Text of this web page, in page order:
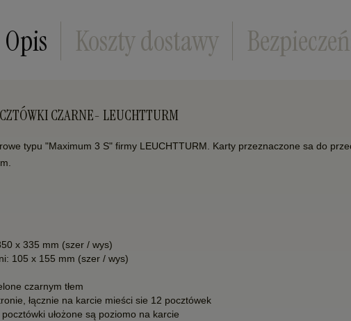
Opis Koszty dostawy
CZARNE- LEUCHTTURM
typu "Maximum 3 S" firmy LEUCHTTURM. Karty przeznaczone sa do
x 335 mm (szer / wys)
105 x 155 mm (szer / wys)
czarnym tłem
łącznie na karcie mieści sie 12 pocztówek
ułożone są poziomo na karcie